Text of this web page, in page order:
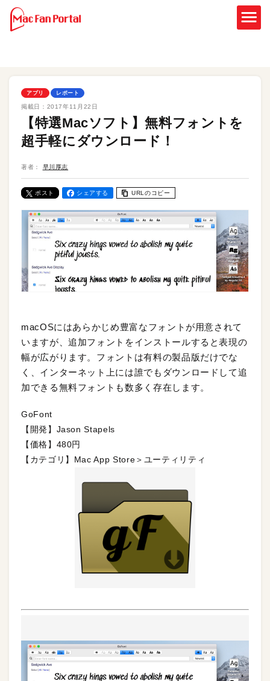
アプリ レポート
掲載日： 2017年11月22日
【特選Macソフト】無料フォントを
超手軽にダウンロード！
著者： 早川厚志
ポスト シェアする URLのコピー
macOSにはあらかじめ豊富なフォントが用意されて
いますが、追加フォントをインストールすると表現の
幅が広がります。フォントは有料の製品版だけでな
く、インターネット上には誰でもダウンロードして追
加できる無料フォントも数多く存在します。
GoFont
【開発】Jason Stapels
【価格】480円
【カテゴリ】Mac App Store＞ユーティリティ